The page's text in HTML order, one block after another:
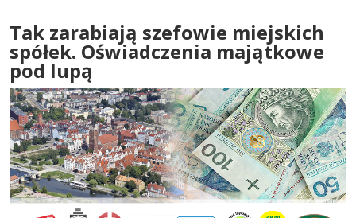
Tak zarabiają szefowie miejskich
spółek. Oświadczenia majątkowe
pod lupą